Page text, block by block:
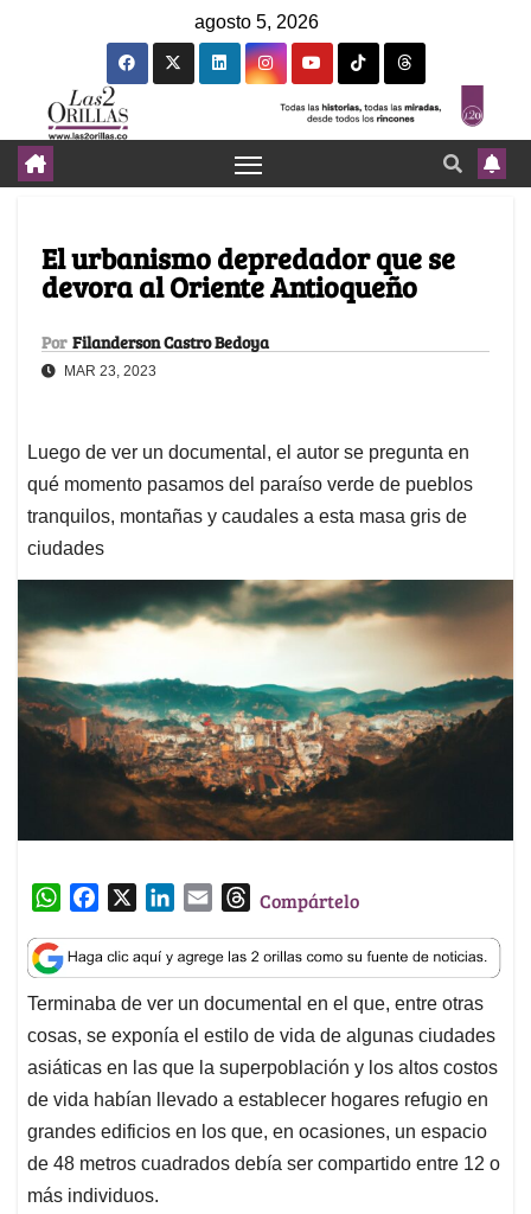
agosto 5, 2026
El urbanismo depredador que se
devora al Oriente Antioqueño
Por Filanderson Castro Bedoya
MAR 23, 2023
Luego de ver un documental, el autor se pregunta en
qué momento pasamos del paraíso verde de pueblos
tranquilos, montañas y caudales a esta masa gris de
ciudades
W
a
t
s
A
p
p
c
e
b
o
o
k
n
k
e
d
I
n
a
i
l
T
r
e
a
d
s
Compártelo
Terminaba de ver un documental en el que, entre otras
cosas, se exponía el estilo de vida de algunas ciudades
asiáticas en las que la superpoblación y los altos costos
de vida habían llevado a establecer hogares refugio en
grandes edificios en los que, en ocasiones, un espacio
de 48 metros cuadrados debía ser compartido entre 12 o
más individuos.